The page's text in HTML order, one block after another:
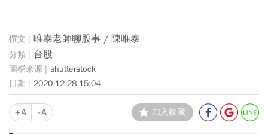
唯泰老師聊股事 / 陳唯泰
台股
shutterstock
2020-12-28 15:04
+A -A 加入收藏